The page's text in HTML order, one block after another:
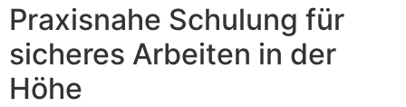
Praxisnahe Schulung für
sicheres Arbeiten in der
Höhe